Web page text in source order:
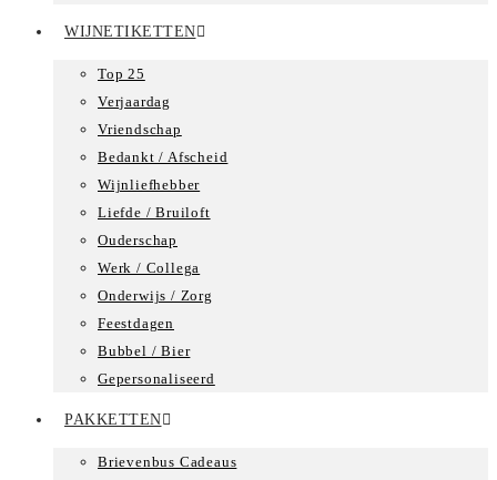
WIJNETIKETTEN
Top 25
Verjaardag
Vriendschap
Bedankt / Afscheid
Wijnliefhebber
Liefde / Bruiloft
Ouderschap
Werk / Collega
Onderwijs / Zorg
Feestdagen
Bubbel / Bier
Gepersonaliseerd
PAKKETTEN
Brievenbus Cadeaus